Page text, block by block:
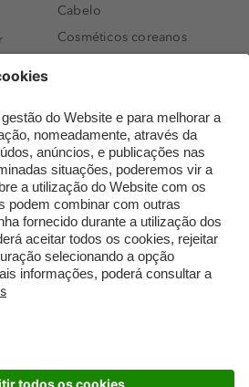
Cabelo
Cosméticos coreanos
Perfumes árabes
Novidades
Melhores Perfumes
Femininos
TOP 10: Perfumes
Masculinos
Pestanas Postiças
Creme Rosto Homem
Embalagens Sustentáveis